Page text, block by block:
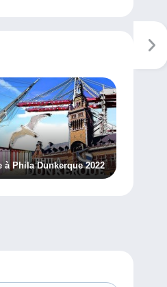
à Phila Dunkerque 2022